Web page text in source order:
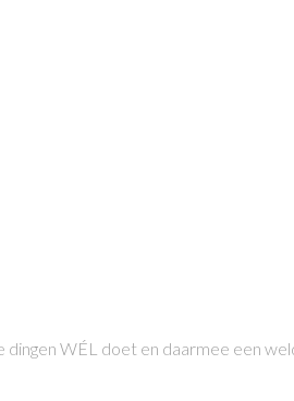
WÉL doet en daarmee een